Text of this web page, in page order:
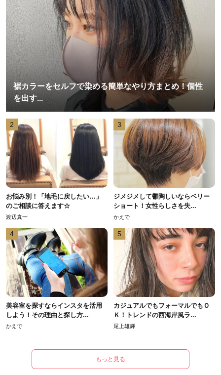
裾カラーをセルフで染める簡単なやり方まとめ！個性
を出す...
2
お悩み別！「地毛に戻したい…」
のご相談に答えます☆
渡辺真一
3
ジメジメして鬱陶しいならベリー
ショート！女性らしさを失...
かえで
4
美容室を探すならインスタを活用
しよう！その理由と探し方...
かえで
5
カジュアルでもフォーマルでもＯ
Ｋ！トレンドの西海岸風ラ...
尾上雄輝
もっと見る